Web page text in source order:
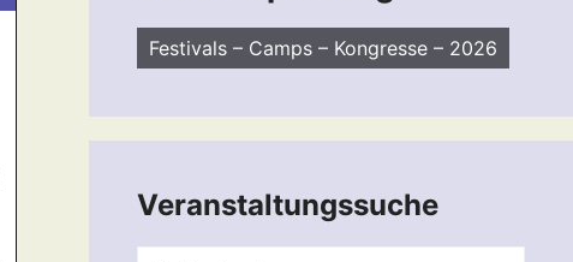
Festivals – Camps – Kongresse – 2026
Veranstaltungssuche